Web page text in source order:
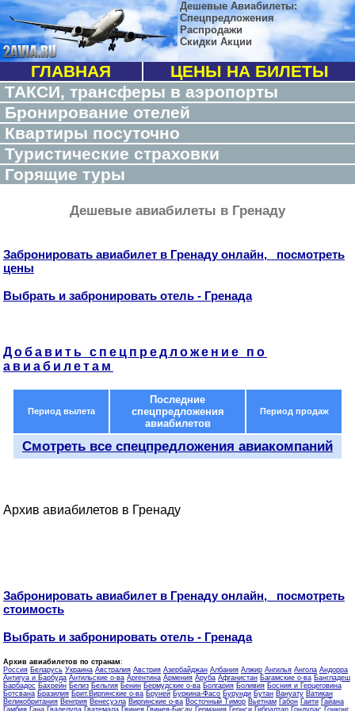
Дешевые Авиабилеты:
Спецпредложения
Распродажи
Скидки Акции
ГЛАВНАЯ
ЦЕНЫ НА БИЛЕТЫ
ТАКСИ, трансферы в аэропорты
Бронирование отелей
Квартиры посуточно
Туристические страховки
Горящие туры
Дешевые авиабилеты в Гренаду
Забронировать авиабилет в Гренаду онлайн, посмотреть
цены
Выбрать и забронировать отель - Гренада
Добавить спецпредложение по
авиабилетам
Период вылета
Последние
спецпредложения
авиабилетов
Период продаж
Смотреть все спецпредложения авиакомпаний
Архив авиабилетов в Гренаду
Забронировать авиабилет в Гренаду онлайн, посмотреть
стоимость
Выбрать и забронировать отель - Гренада
Архив авиабилетов по странам:
Россия Беларусь Украина Австралия Австрия Азербайджан Албания Алжир Ангилья Ангола Андорра
Антигуа и Барбуда Антильские о-ва Аргентина Армения Аруба Афганистан Багамские о-ва Бангладеш
Барбадос Бахрейн Белиз Бельгия Бенин Бермудские о-ва Болгария Боливия Босния и Герцеговина
Ботсвана Бразилия Брит.Виргинские о-ва Бруней Буркина-Фасо Бурунди Бутан Вануату Ватикан
Великобритания Венгрия Венесуэла Виргинские о-ва Восточный Тимор Вьетнам Габон Гаити Гайана
Гамбия Гана Гваделупа Гватемала Гвинея Гвинея-Бисау Германия Гернси Гибралтар Гондурас Гонконг